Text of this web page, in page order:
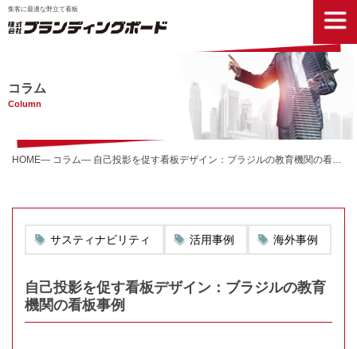
集客に最適な野立て看板
コラム
Column
HOME コラム 自己投影を促す看板デザイン：ブラジルの教育機関の看板事例
サスティナビリティ 活用事例 海外事例
自己投影を促す看板デザイン：ブラジルの教育
機関の看板事例